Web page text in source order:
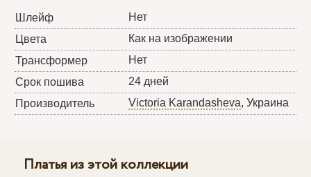
Шлейф
Нет
Цвета
Как на изображении
Трансформер
Нет
Срок пошива
24 дней
Производитель
Victoria Karandasheva, Украина
Платья из этой коллекции